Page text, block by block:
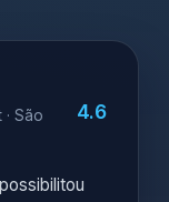
São
4.6